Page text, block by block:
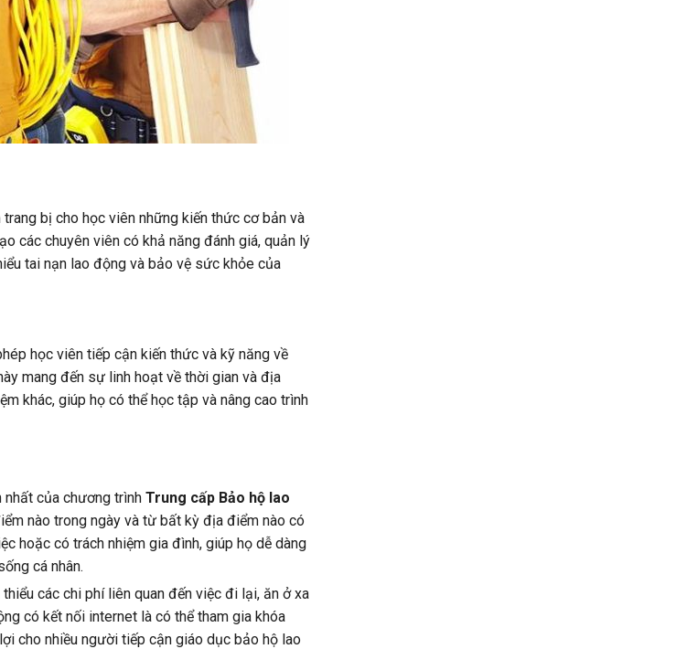
bị cho học viên những kiến thức cơ bản và
các chuyên viên có khả năng đánh giá, quản lý
tai nạn lao động và bảo vệ sức khỏe của
học viên tiếp cận kiến thức và kỹ năng về
mang đến sự linh hoạt về thời gian và địa
khác, giúp họ có thể học tập và nâng cao trình
của chương trình Trung cấp Bảo hộ lao
nào trong ngày và từ bất kỳ địa điểm nào có
hoặc có trách nhiệm gia đình, giúp họ dễ dàng
cá nhân.
các chi phí liên quan đến việc đi lại, ăn ở xa
có kết nối internet là có thể tham gia khóa
cho nhiều người tiếp cận giáo dục bảo hộ lao